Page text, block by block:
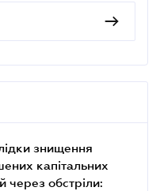
знищення
капітальних
через обстріли: